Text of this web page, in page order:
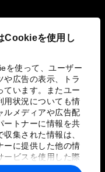
Cookieを使用し
を使って、ユーザー
や広告の表示、トラ
ています。またユー
用状況についても情
ルメディアや広告配
ートナーに情報を共
集された情報は、
ーに提供した他の情
ービスを使用した際
み合わされ、各パー